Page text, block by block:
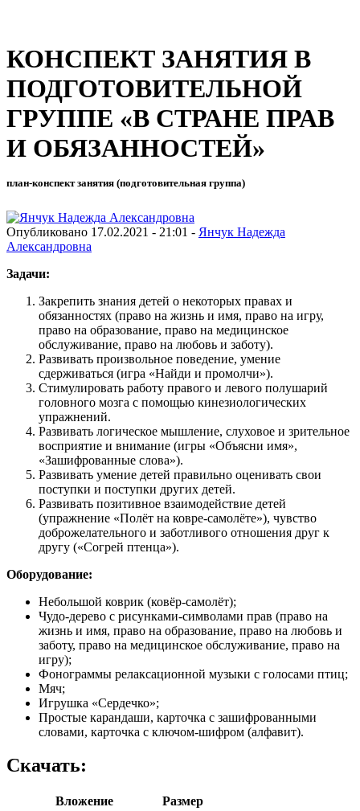
КОНСПЕКТ ЗАНЯТИЯ В
ПОДГОТОВИТЕЛЬНОЙ
ГРУППЕ «В СТРАНЕ ПРАВ
И ОБЯЗАННОСТЕЙ»
план-конспект занятия (подготовительная группа)
Опубликовано 17.02.2021 - 21:01 - Янчук Надежда
Александровна
Задачи:
Закрепить знания детей о некоторых правах и
обязанностях (право на жизнь и имя, право на игру,
право на образование, право на медицинское
обслуживание, право на любовь и заботу).
Развивать произвольное поведение, умение
сдерживаться (игра «Найди и промолчи»).
Стимулировать работу правого и левого полушарий
головного мозга с помощью кинезиологических
упражнений.
Развивать логическое мышление, слуховое и зрительное
восприятие и внимание (игры «Объясни имя»,
«Зашифрованные слова»).
Развивать умение детей правильно оценивать свои
поступки и поступки других детей.
Развивать позитивное взаимодействие детей
(упражнение «Полёт на ковре-самолёте»), чувство
доброжелательного и заботливого отношения друг к
другу («Согрей птенца»).
Оборудование:
Небольшой коврик (ковёр-самолёт);
Чудо-дерево с рисунками-символами прав (право на
жизнь и имя, право на образование, право на любовь и
заботу, право на медицинское обслуживание, право на
игру);
Фонограммы релаксационной музыки с голосами птиц;
Мяч;
Игрушка «Сердечко»;
Простые карандаши, карточка с зашифрованными
словами, карточка с ключом-шифром (алфавит).
Скачать:
Вложение
Размер